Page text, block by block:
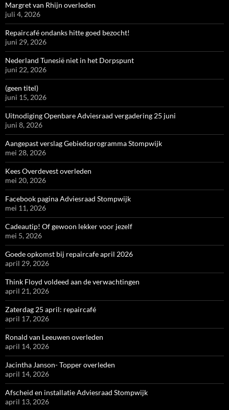
Margret van Rhijn overleden
juli 4, 2026
Repaircafé ondanks hitte goed bezocht!
juni 29, 2026
Nederland Tunesië niet in het Dorpspunt
juni 22, 2026
(geen titel)
juni 15, 2026
Uitnodiging Openbare Adviesraad vergadering 25 juni
juni 8, 2026
Aangepast verslag Gebiedsprogramma Stompwijk
mei 28, 2026
Kees Overdevest overleden
mei 20, 2026
Facebook pagina Adviesraad Stompwijk
mei 11, 2026
Cadeautip! Of gewoon lekker voor jezelf
mei 5, 2026
Goede opkomst bij repaircafe april 2026
april 29, 2026
Think Floyd voldeed aan de verwachtingen
april 21, 2026
Zaterdag 25 april: repaircafé
april 17, 2026
Ronald van Leeuwen overleden
april 14, 2026
Jacintha Janson- Topper overleden
april 14, 2026
Afscheid en installatie Adviesraad Stompwijk
april 13, 2026